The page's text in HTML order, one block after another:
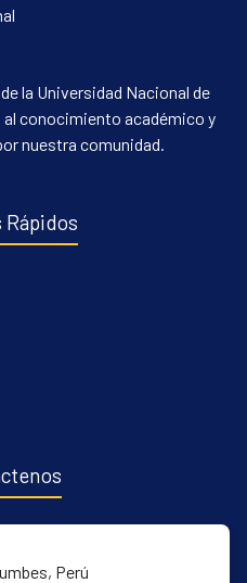
la Universidad Nacional de
conocimiento académico y
nuestra comunidad.
Rápidos
Perú